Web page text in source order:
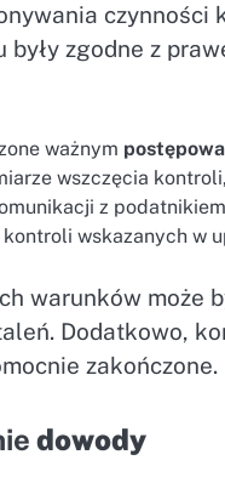
zgodne z
ważnym
wszczęcia kontroli,
z
wskazanych w
warunków może
Dodatkowo,
zakończone.
dowody